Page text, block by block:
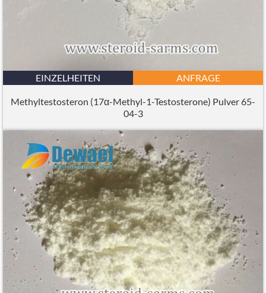
EINZELHEITEN ANFRAGE
Methyltestosteron (17α-Methyl-1-Testosterone) Pulver 65-
04-3